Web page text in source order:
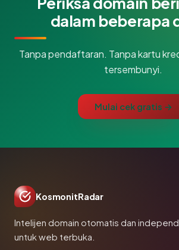
dalam beberapa
Tanpa pendaftaran. Tanpa kartu
tersembunyi.
Mulai cek gratis →
KosmonitRadar
Intelijen domain otomatis dan
untuk web terbuka.